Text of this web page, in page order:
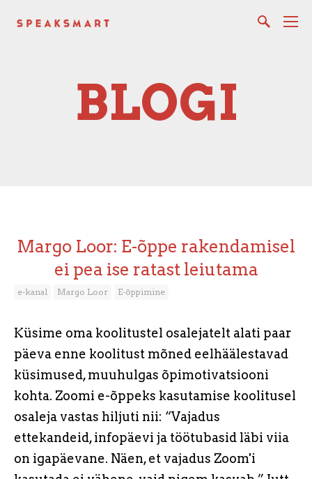
BLOGI
Margo Loor: E-õppe rakendamisel
ei pea ise ratast leiutama
e-kanal Margo Loor E-õppimine
Küsime oma koolitustel osalejatelt alati paar
päeva enne koolitust mõned eelhäälestavad
küsimused, muuhulgas õpimotivatsiooni
kohta. Zoomi e-õppeks kasutamise koolitusel
osaleja vastas hiljuti nii: “Vajadus
ettekandeid, infopäevi ja töötubasid läbi viia
on igapäevane. Näen, et vajadus Zoom'i